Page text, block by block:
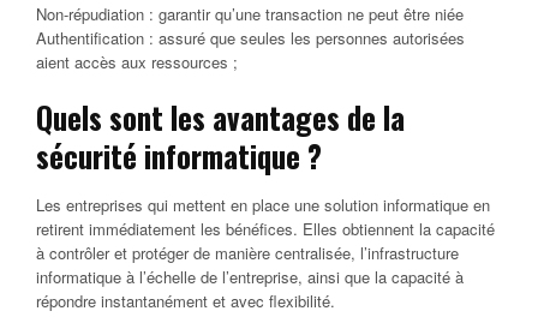
Non-répudiation : garantir qu’une transaction ne peut être niée
Authentification : assuré que seules les personnes autorisées
aient accès aux ressources ;
Quels sont les avantages de la
sécurité informatique ?
Les entreprises qui mettent en place une solution informatique en
retirent immédiatement les bénéfices. Elles obtiennent la capacité
à contrôler et protéger de manière centralisée, l’infrastructure
informatique à l’échelle de l’entreprise, ainsi que la capacité à
répondre instantanément et avec flexibilité.